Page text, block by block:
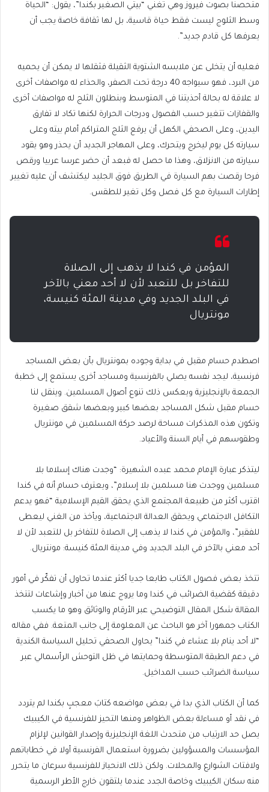
متحصنا بصوت فيروز وهي تغني “بيتي الصغير بكندا”، يقول: “الحياة
وسط الثلوج ليست فقط حياة قاسية، بل لها ثقافة خاصة يجب أن
يعرفها كل قادم جديد”.
فعليه أن يتخلى عن ملابسه الشتوية الثقيلة فثقلها لا يمكن أن يحميه
من البرد، فهو سيواجه 40 درجة تحت الصفر، والحذاء له مواصفات أخرى
لا علاقة له بحالة أحذيتنا في المتوسط وبنطلون الثلج له مواصفات أخرى
والقفازات تتغير حسب الفصول ودرجات الحرارة لكنها تكاد لا تفارق
اليدين، وعلى الصحفي الكهل أن يرفع الثلج المتراكم أمام بيته وعلى
سيارته كل يوم ليخرج ويتحرك، وعلى المهاجر الجديد أن يحذر وهو يقود
سيارته من الانزلاق، وهذا ما حصل له فبعد أن حضر عرسا عربيا ورقص
فرحا رقصت بهم السيارة في الطريق فوق الجليد ليكتشف أن عليه تغيير
إطارات السيارة مع كل فصل وكل تغير للطقس.
المؤمن في كندا لا يذهب إلى الصلاة
للتفاخر بل للتعبد لأن لا أحد معني بالآخر
في البلد الجديد وفي مدينة المئة كنيسة،
مونتريال
اصطدم حسام مقبل في بداية وجوده بمونتريال بأن بعض المساجد
فرنسية، ليجد نفسه يصلي بالفرنسية ومساجد أخرى يستمع إلى خطبة
الجمعة بالإنجليزية ويعكس ذلك تنوع أصول المسلمين. وينقل لنا
حسام مقبل شكل المساجد بعضها كبير وبعضها شقق صغيرة
وتكون هذه المذكرات مساحة لرصد حركة المسلمين في مونتريال
وطقوسهم في أيام السنة والأعياد.
ليتذكر عبارة الإمام محمد عبده الشهيرة: “وجدت هناك إسلاما بلا
مسلمين ووجدت هنا مسلمين بلا إسلام”، ويعترف حسام أنه في كندا
اقترب أكثر من طبيعة المجتمع الذي يحقق القيم الإسلامية “فهو يدعم
التكافل الاجتماعي ويحقق العدالة الاجتماعية، ويأخذ من الغني ليعطى
للفقير”، والمؤمن في كندا لا يذهب إلى الصلاة للتفاخر بل للتعبد لأن لا
أحد معني بالآخر في البلد الجديد وفي مدينة المئة كنيسة: مونتريال.
تتخذ بعض فصول الكتاب طابعا جديا أكثر عندما تحاول أن تفكّر في أمور
دقيقة كقضية الضرائب في كندا وما يروج عنها من أخبار وإشاعات لتتخذ
المقالة شكل المقال التوضيحي عبر الأرقام والوثائق وهو ما يكسب
الكتاب جمهورا آخر هو الباحث عن المعلومة إلى جانب المتعة. ففي مقاله
“لا أحد ينام بلا عشاء في كندا” يحاول الصحفي تحليل السياسة الكندية
في دعم الطبقة المتوسطة وحمايتها في ظل التوحش الرأسمالي عبر
سياسة الضرائب حسب المداخيل.
كما أن الكتاب الذي بدا في بعض مواضعه كتابَ معجبٍ بكندا لم يتردد
في نقد أو مساءلة بعض الظواهر ومنها التحيز للفرنسية في الكيبيك
يصل حد الارتياب من متحدث اللغة الإنجليزية وإصدار القوانين لإلزام
المؤسسات والمسؤولين بضرورة استعمال الفرنسية أولا في خطاباتهم
ولافتات الشوارع والمحلات. ولكن ذلك الانحياز للفرنسية سرعان ما يتحرر
منه سكان الكيبيك وخاصة الجدد عندما يلتقون خارج الأطر الرسمية